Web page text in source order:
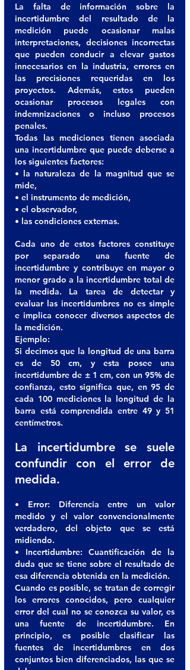
La falta de información sobre la
incertidumbre del resultado de la
medición puede ocasionar malas
interpretaciones, decisiones incorrectas
que pueden conducir a elevar gastos
innecesarios en la industria, errores en
las precisiones requeridas en los
proyectos. Además, estos pueden
ocasionar procesos legales con
indemnizaciones o incluso procesos
penales.
Todas las mediciones tienen asociada
una incertidumbre que puede deberse a
los siguientes factores:
• la naturaleza de la magnitud que se
mide,
• el instrumento de medición,
• el observador,
• las condiciones externas.
Cada uno de estos factores constituye
por separado una fuente de
incertidumbre y contribuye en mayor o
menor grado a la incertidumbre total de
la medida. La tarea de detectar y
evaluar las incertidumbres no es simple
e implica conocer diversos aspectos de
la medición.
Ejemplo:
Si decimos que la longitud de una barra
es de 50 cm, y esta posee una
incertidumbre de ± 1 cm, con un 95% de
confianza, esto significa que, en 95 de
cada 100 mediciones la longitud de la
barra está comprendida entre 49 y 51
centímetros.
La incertidumbre se suele
confundir con el error de
medida.
• Error: Diferencia entre un valor
medido y el valor convencionalmente
verdadero, del objeto que se está
midiendo.
• Incertidumbre: Cuantificación de la
duda que se tiene sobre el resultado de
esa diferencia obtenida en la medición.
Cuando es posible, se tratan de corregir
los errores conocidos, pero cualquier
error del cual no se conozca su valor, es
una fuente de incertidumbre. En
principio, es posible clasificar las
fuentes de incertidumbres en dos
conjuntos bien diferenciados, las que se